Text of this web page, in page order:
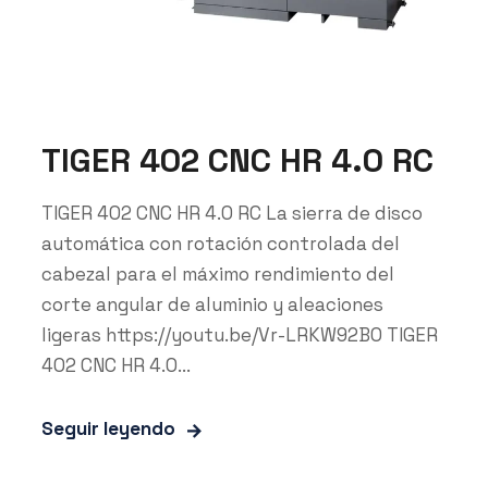
TIGER 402 CNC HR 4.0 RC
TIGER 402 CNC HR 4.0 RC La sierra de disco
automática con rotación controlada del
cabezal para el máximo rendimiento del
corte angular de aluminio y aleaciones
ligeras https://youtu.be/Vr-LRKW92B0 TIGER
402 CNC HR 4.0...
Seguir leyendo